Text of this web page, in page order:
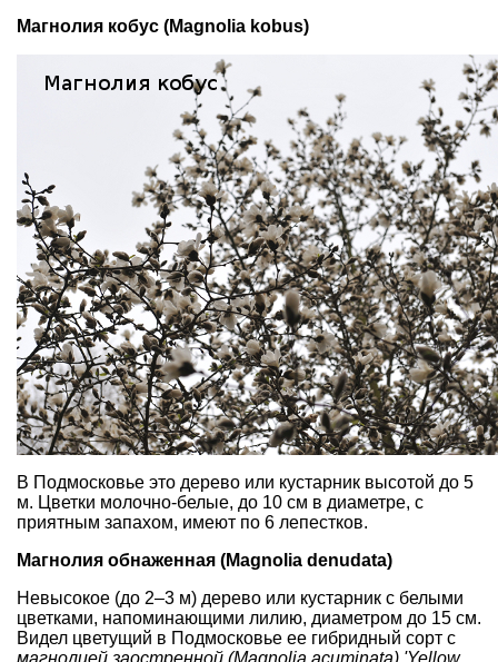
Магнолия кобус (Magnolia kobus)
В Подмосковье это дерево или кустарник высотой до 5
м. Цветки молочно-белые, до 10 см в диаметре, с
приятным запахом, имеют по 6 лепестков.
Магнолия обнаженная (Magnolia denudata)
Невысокое (до 2–3 м) дерево или кустарник с белыми
цветками, напоминающими лилию, диаметром до 15 см.
Видел цветущий в Подмосковье ее гибридный сорт с